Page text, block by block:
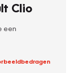
Clio
een